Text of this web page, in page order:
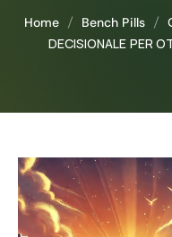
Home Bench Pills
DECISIONALE PER